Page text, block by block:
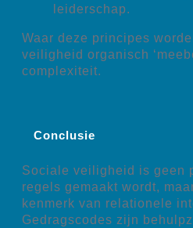
leiderschap.
Waar deze principes
veiligheid organisch
complexiteit.
Conclusie
Sociale veiligheid is geen
regels gemaakt wordt,
kenmerk van relationele
Gedragscodes zijn